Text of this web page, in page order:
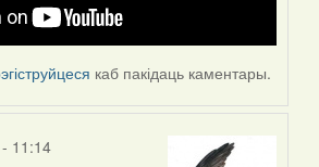
каб пакідаць каментары.
11:14